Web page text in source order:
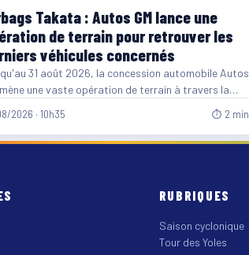
Takata : Autos GM lance une
de terrain pour retrouver les
véhicules concernés
31 août 2026, la concession automobile Autos
mène une vaste opération de terrain à travers la…
2026 · 10h35 ⏱ 2 min
RUBRIQUES
Saison cyclonique
Tour des Yoles